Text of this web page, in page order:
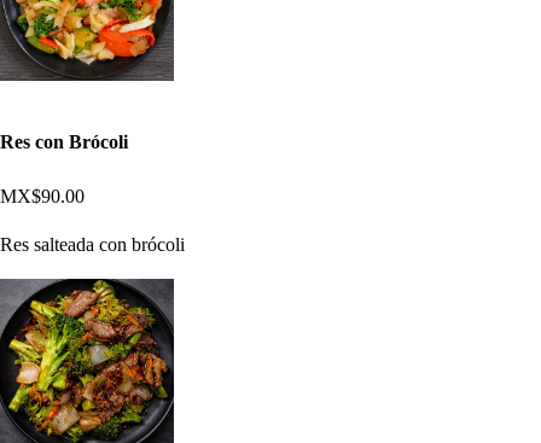
Res con Brócoli
MX$90.00
Res salteada con brócoli